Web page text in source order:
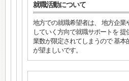
就職活動について
地方での就職希望者は、 地方企業
していく方向で就職サポートを
業数が限定されてしまうので 基本
が望ましいです。